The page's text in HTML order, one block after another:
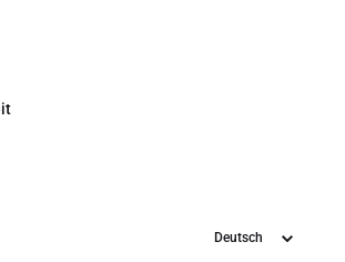
Sprache